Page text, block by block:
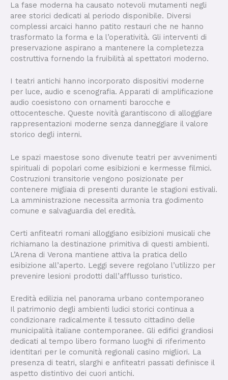
La fase moderna ha causato notevoli mutamenti negli
aree storici dedicati al periodo disponibile. Diversi
complessi arcaici hanno patito restauri che ne hanno
trasformato la forma e la l’operatività. Gli interventi di
preservazione aspirano a mantenere la completezza
costruttiva fornendo la fruibilità al spettatori moderno.
I teatri antichi hanno incorporato dispositivi moderne
per luce, audio e scenografia. Apparati di amplificazione
audio coesistono con ornamenti barocche e
ottocentesche. Queste novità garantiscono di alloggiare
rappresentazioni moderne senza danneggiare il valore
storico degli interni.
Le spazi maestose sono divenute teatri per avvenimenti
spirituali di popolari come esibizioni e kermesse filmici.
Costruzioni transitorie vengono posizionate per
contenere migliaia di presenti durante le stagioni estivali.
La amministrazione necessita armonia tra godimento
comune e salvaguardia del eredità.
Certi anfiteatri romani alloggiano esibizioni musicali che
richiamano la destinazione primitiva di questi ambienti.
L’Arena di Verona mantiene attiva la pratica dello
esibizione all’aperto. Leggi severe regolano l’utilizzo per
prevenire lesioni prodotti dall’afflusso turistico.
Eredità edilizia nel panorama urbano contemporaneo
Il patrimonio degli ambienti ludici storici continua a
condizionare radicalmente il tessuto cittadino delle
municipalità italiane contemporanee. Gli edifici grandiosi
dedicati al tempo libero formano luoghi di riferimento
identitari per le comunità regionali casino migliori. La
presenza di teatri, slarghi e anfiteatri passati definisce il
aspetto distintivo dei cuori antichi.